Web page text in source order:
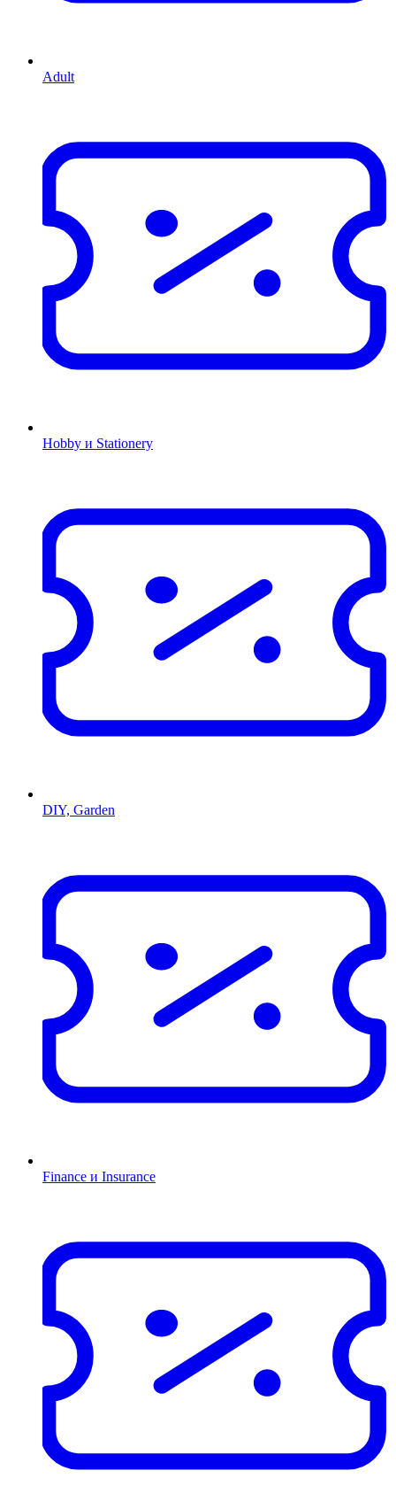
Adult
Hobby и Stationery
DIY, Garden
Finance и Insurance